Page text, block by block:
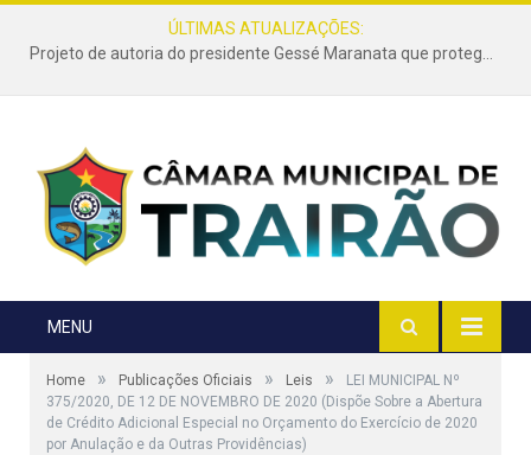
ÚLTIMAS ATUALIZAÇÕES:
Projeto de autoria do presidente Gessé Maranata que protege as estradas vicinais de Trairão é transformado em lei
MENU
Home » Publicações Oficiais » Leis »
LEI MUNICIPAL Nº
375/2020, DE 12 DE NOVEMBRO DE 2020 (Dispõe Sobre a Abertura
de Crédito Adicional Especial no Orçamento do Exercício de 2020
por Anulação e da Outras Providências)